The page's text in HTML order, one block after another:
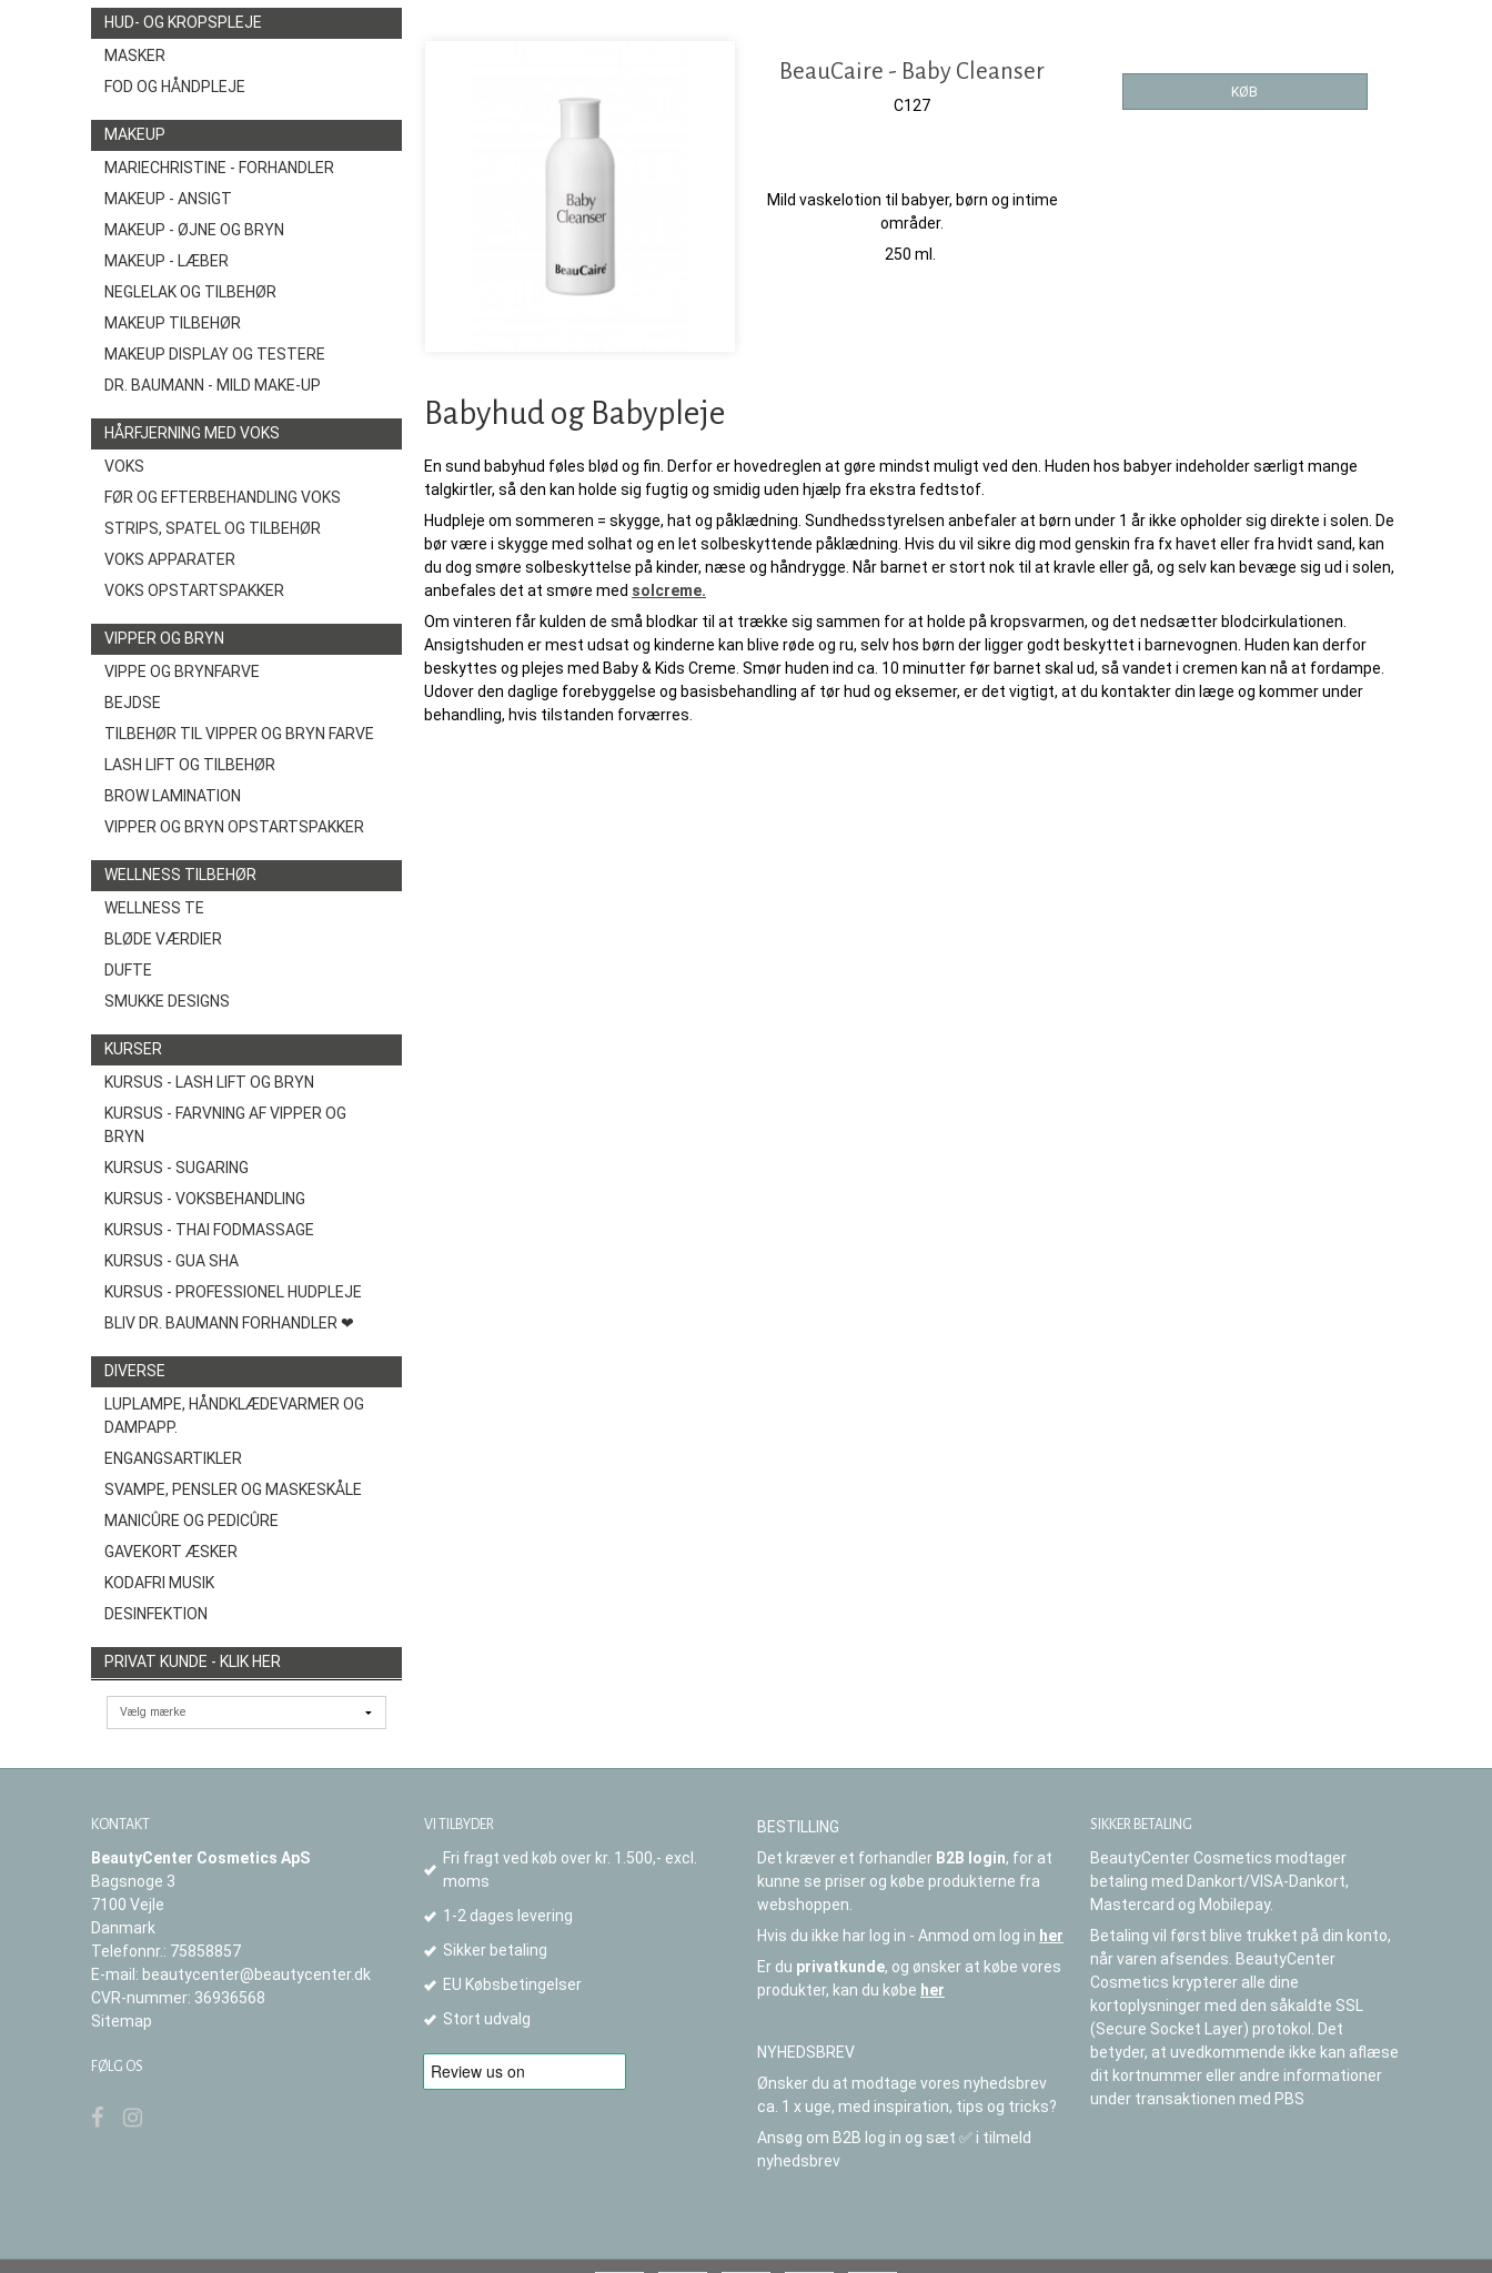
HUD- OG KROPSPLEJE
MASKER
FOD OG HÅNDPLEJE
MAKEUP
MARIECHRISTINE - FORHANDLER
MAKEUP - ANSIGT
MAKEUP - ØJNE OG BRYN
MAKEUP - LÆBER
NEGLELAK OG TILBEHØR
MAKEUP TILBEHØR
MAKEUP DISPLAY OG TESTERE
DR. BAUMANN - MILD MAKE-UP
HÅRFJERNING MED VOKS
VOKS
FØR OG EFTERBEHANDLING VOKS
STRIPS, SPATEL OG TILBEHØR
VOKS APPARATER
VOKS OPSTARTSPAKKER
VIPPER OG BRYN
VIPPE OG BRYNFARVE
BEJDSE
TILBEHØR TIL VIPPER OG BRYN FARVE
LASH LIFT OG TILBEHØR
BROW LAMINATION
VIPPER OG BRYN OPSTARTSPAKKER
WELLNESS TILBEHØR
WELLNESS TE
BLØDE VÆRDIER
DUFTE
SMUKKE DESIGNS
KURSER
KURSUS - LASH LIFT OG BRYN
KURSUS - FARVNING AF VIPPER OG
BRYN
KURSUS - SUGARING
KURSUS - VOKSBEHANDLING
KURSUS - THAI FODMASSAGE
KURSUS - GUA SHA
KURSUS - PROFESSIONEL HUDPLEJE
BLIV DR. BAUMANN FORHANDLER ❤
DIVERSE
LUPLAMPE, HÅNDKLÆDEVARMER OG
DAMPAPP.
ENGANGSARTIKLER
SVAMPE, PENSLER OG MASKESKÅLE
MANICÛRE OG PEDICÛRE
GAVEKORT ÆSKER
KODAFRI MUSIK
DESINFEKTION
PRIVAT KUNDE - KLIK HER
BeauCaire - Baby Cleanser
C127
Mild vaskelotion til babyer, børn og intime
områder.
250 ml.
KØB
Babyhud og Babypleje
En sund babyhud føles blød og fin. Derfor er hovedreglen at gøre mindst muligt ved den. Huden hos babyer indeholder særligt mange
talgkirtler, så den kan holde sig fugtig og smidig uden hjælp fra ekstra fedtstof.
Hudpleje om sommeren = skygge, hat og påklædning. Sundhedsstyrelsen anbefaler at børn under 1 år ikke opholder sig direkte i solen. De
bør være i skygge med solhat og en let solbeskyttende påklædning. Hvis du vil sikre dig mod genskin fra fx havet eller fra hvidt sand, kan
du dog smøre solbeskyttelse på kinder, næse og håndrygge. Når barnet er stort nok til at kravle eller gå, og selv kan bevæge sig ud i solen,
anbefales det at smøre med solcreme.
Om vinteren får kulden de små blodkar til at trække sig sammen for at holde på kropsvarmen, og det nedsætter blodcirkulationen.
Ansigtshuden er mest udsat og kinderne kan blive røde og ru, selv hos børn der ligger godt beskyttet i barnevognen. Huden kan derfor
beskyttes og plejes med Baby & Kids Creme. Smør huden ind ca. 10 minutter før barnet skal ud, så vandet i cremen kan nå at fordampe.
Udover den daglige forebyggelse og basisbehandling af tør hud og eksemer, er det vigtigt, at du kontakter din læge og kommer under
behandling, hvis tilstanden forværres.
KONTAKT
BeautyCenter Cosmetics ApS
Bagsnoge 3
7100 Vejle
Danmark
Telefonnr.: 75858857
E-mail : beautycenter@beautycenter.dk
CVR-nummer: 36936568
Sitemap
FØLG OS
VI TILBYDER
Fri fragt ved køb over kr. 1.500,- excl.
moms
1-2 dages levering
Sikker betaling
EU Købsbetingelser
Stort udvalg
BESTILLING
Det kræver et forhandler B2B login, for at
kunne se priser og købe produkterne fra
webshoppen.
Hvis du ikke har log in - Anmod om log in her
Er du privatkunde, og ønsker at købe vores
produkter, kan du købe her
NYHEDSBREV
Ønsker du at modtage vores nyhedsbrev
ca. 1 x uge, med inspiration, tips og tricks?
Ansøg om B2B log in og sæt ✅ i tilmeld
nyhedsbrev
SIKKER BETALING
BeautyCenter Cosmetics modtager
betaling med Dankort/VISA-Dankort,
Mastercard og Mobilepay.
Betaling vil først blive trukket på din konto,
når varen afsendes. BeautyCenter
Cosmetics krypterer alle dine
kortoplysninger med den såkaldte SSL
(Secure Socket Layer) protokol. Det
betyder, at uvedkommende ikke kan aflæse
dit kortnummer eller andre informationer
under transaktionen med PBS